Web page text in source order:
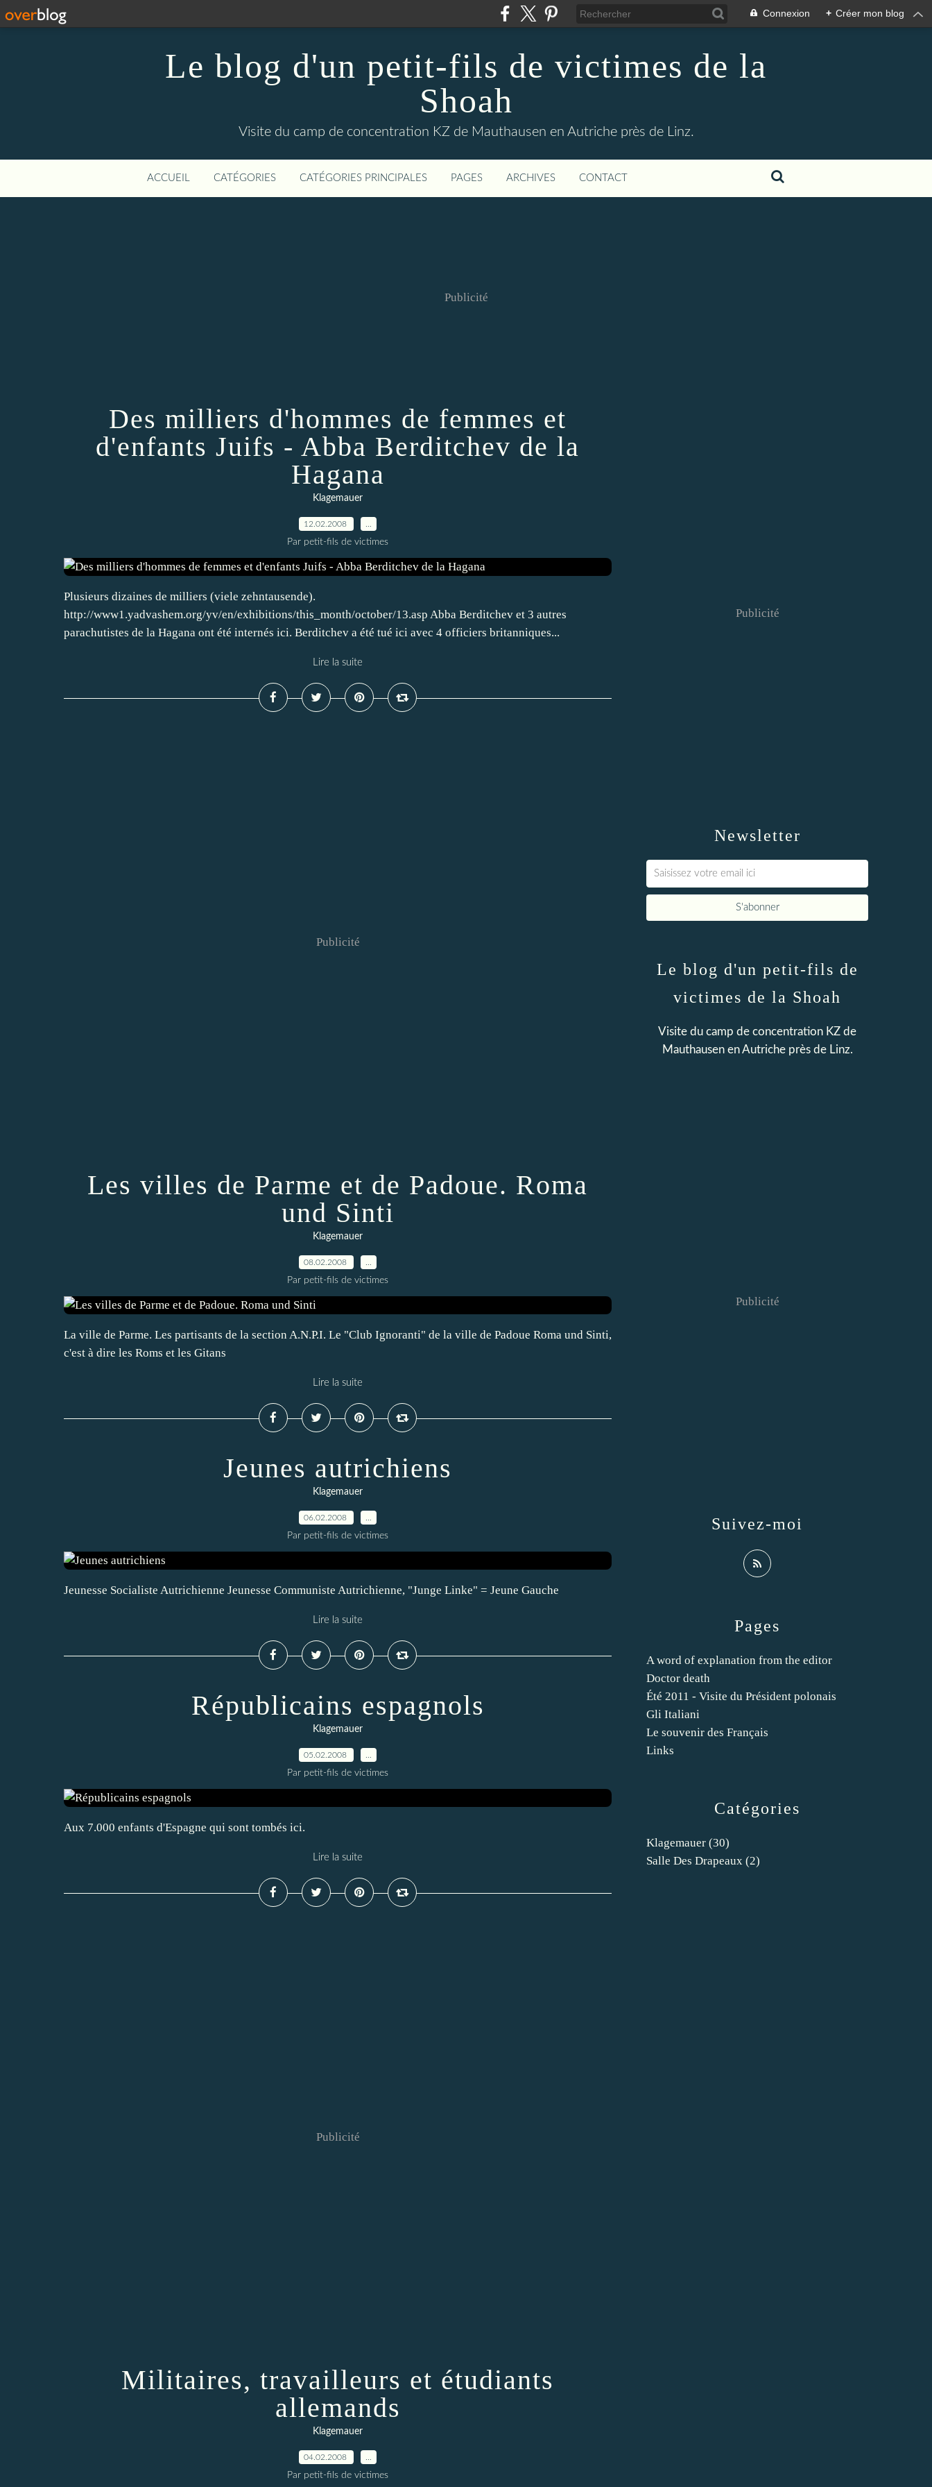
Connexion + Créer mon blog
Le blog d'un petit-fils de victimes de la
Shoah
Visite du camp de concentration KZ de Mauthausen en Autriche près de Linz.
ACCUEIL CATÉGORIES CATÉGORIES PRINCIPALES PAGES ARCHIVES CONTACT
Publicité
Des milliers d'hommes de femmes et
d'enfants Juifs - Abba Berditchev de la
Hagana
Klagemauer
12.02.2008
Par petit-fils de victimes
Plusieurs dizaines de milliers (viele zehntausende).
http://www1.yadvashem.org/yv/en/exhibitions/this_month/october/13.asp Abba Berditchev et 3 autres
parachutistes de la Hagana ont été internés ici. Berditchev a été tué ici avec 4 officiers britanniques...
Lire la suite
Publicité
Les villes de Parme et de Padoue. Roma
und Sinti
Klagemauer
08.02.2008
Par petit-fils de victimes
La ville de Parme. Les partisants de la section A.N.P.I. Le "Club Ignoranti" de la ville de Padoue Roma und Sinti,
c'est à dire les Roms et les Gitans
Lire la suite
Jeunes autrichiens
Klagemauer
06.02.2008
Par petit-fils de victimes
Jeunesse Socialiste Autrichienne Jeunesse Communiste Autrichienne, "Junge Linke" = Jeune Gauche
Lire la suite
Républicains espagnols
Klagemauer
05.02.2008
Par petit-fils de victimes
Aux 7.000 enfants d'Espagne qui sont tombés ici.
Lire la suite
Publicité
Militaires, travailleurs et étudiants
allemands
Klagemauer
04.02.2008
Par petit-fils de victimes
Newsletter
Publicité
Catégories
Klagemauer (30)
Salle Des Drapeaux (2)
Pages
A word of explanation from the editor
Doctor death
Été 2011 - Visite du Président polonais
Gli Italiani
Le souvenir des Français
Links
Le blog d'un petit-fils de
victimes de la Shoah
Visite du camp de concentration KZ de
Mauthausen en Autriche près de Linz.
Suivez-moi
Publicité